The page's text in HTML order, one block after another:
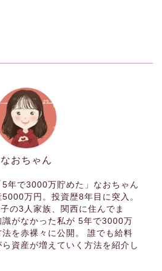
なおちゃん
年で3000万貯めた」なおちゃん
万円。投資歴8年目に突入。
の3人家族、関西に住んでま
がなかった私が 5年で3000万
を赤裸々に公開。 誰でも給料
資産が増えていく方法を紹介し